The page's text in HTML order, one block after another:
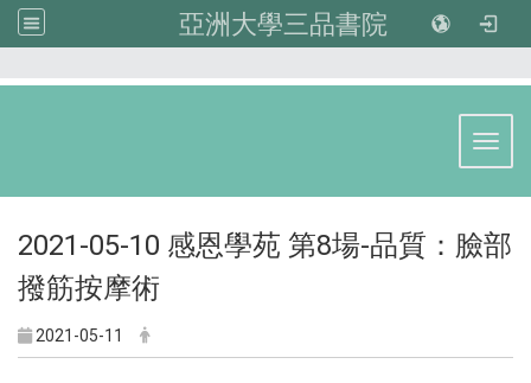
亞洲大學三品書院
2021-05-10 感恩學苑 第8場-品質：臉部
撥筋按摩術
2021-05-11